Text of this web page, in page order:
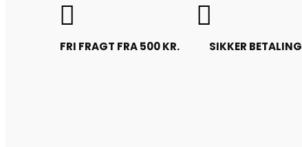

FRI FRAGT FRA 500 KR.

SIKKER BETALING